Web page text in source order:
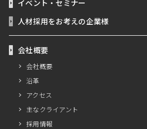
イベント・セミナー
人材採用をお考えの企業様
会社概要
会社概要
沿革
アクセス
主なクライアント
採用情報